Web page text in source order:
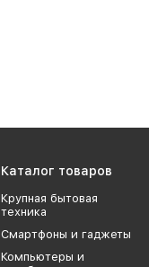
Каталог товаров
Крупная бытовая
техника
Смартфоны и гаджеты
Компьютеры и